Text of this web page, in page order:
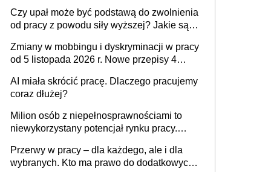
Czy upał może być podstawą do zwolnienia
od pracy z powodu siły wyższej? Jakie są
Zmiany w mobbingu i dyskryminacji w pracy
od 5 listopada 2026 r. Nowe przepisy 4
Ustaw
AI miała skrócić pracę. Dlaczego pracujemy
coraz dłużej?
Milion osób z niepełnosprawnościami to
niewykorzystany potencjał rynku pracy.
dofinansowań czy refundacji, ale bariery po
stronie systemu i świadomości
Przerwy w pracy – dla każdego, ale i dla
wybranych. Kto ma prawo do dodatkowych